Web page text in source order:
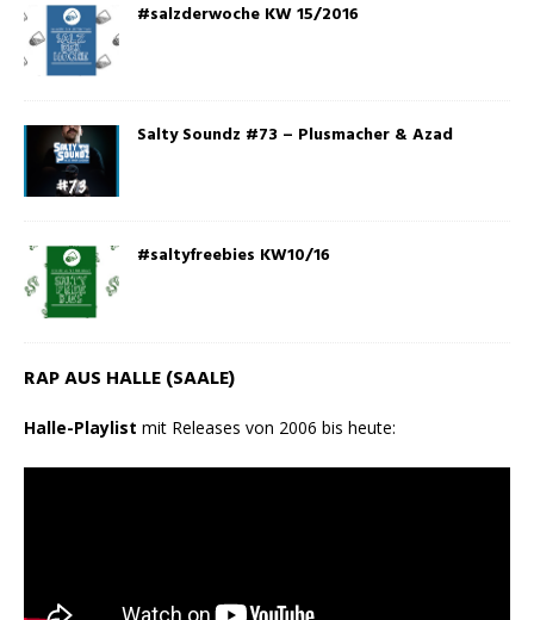
#salzderwoche KW 15/2016
Salty Soundz #73 – Plusmacher & Azad
#saltyfreebies KW10/16
RAP AUS HALLE (SAALE)
Halle-Playlist mit Releases von 2006 bis heute: